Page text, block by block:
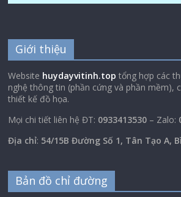
Giới thiệu
Website huydayvitinh.top tổng hợp các
nghệ thông tin (phần cứng và phần mềm),
thiết kế đồ họa.
Mọi chi tiết liên hệ ĐT: 0933413530 – Zalo:
Địa chỉ: 54/15B Đường Số 1, Tân Tạo A,
Bản đồ chỉ đường